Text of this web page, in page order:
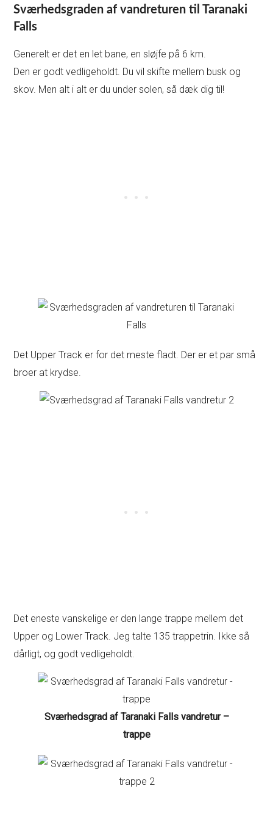
Sværhedsgraden af vandreturen til Taranaki
Falls
Generelt er det en let bane, en sløjfe på 6 km.
Den er godt vedligeholdt. Du vil skifte mellem busk og
skov. Men alt i alt er du under solen, så dæk dig til!
Det Upper Track er for det meste fladt. Der er et par små
broer at krydse.
Det eneste vanskelige er den lange trappe mellem det
Upper og Lower Track. Jeg talte 135 trappetrin. Ikke så
dårligt, og godt vedligeholdt.
Sværhedsgrad af Taranaki Falls vandretur –
trappe